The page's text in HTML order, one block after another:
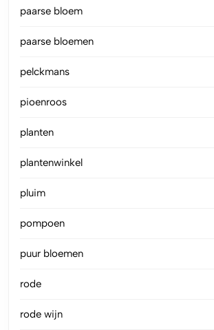
paarse bloem
paarse bloemen
pelckmans
pioenroos
planten
plantenwinkel
pluim
pompoen
puur bloemen
rode
rode wijn